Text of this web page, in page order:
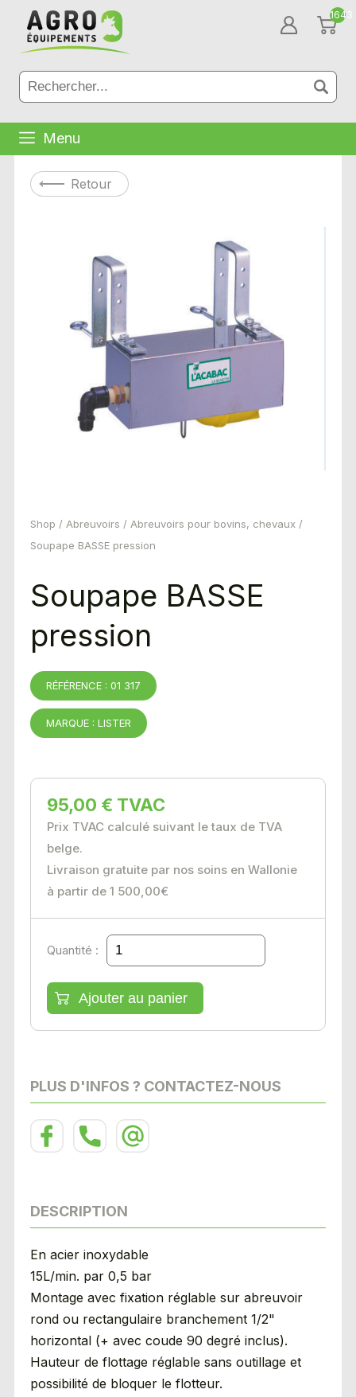
1643
Menu
Retour
Shop / Abreuvoirs / Abreuvoirs pour bovins, chevaux/
Soupape BASSE pression
Soupape BASSE
pression
RÉFÉRENCE : 01 317
MARQUE : LISTER
95,00 € TVAC
Prix TVAC calculé suivant le taux de TVA
belge.
Livraison gratuite par nos soins en Wallonie
à partir de 1 500,00€
Quantité :
PLUS D'INFOS ? CONTACTEZ-NOUS
DESCRIPTION
En acier inoxydable
15L/min. par 0,5 bar
Montage avec fixation réglable sur abreuvoir
rond ou rectangulaire branchement 1/2"
horizontal (+ avec coude 90 degré inclus).
Hauteur de flottage réglable sans outillage et
possibilité de bloquer le flotteur.